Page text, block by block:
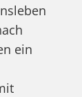
ein